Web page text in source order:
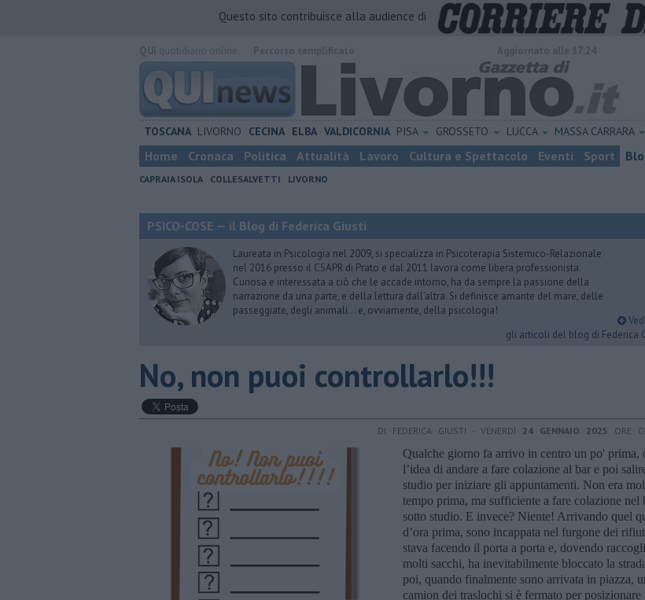
Questo sito contribuisce alla audience di
TOSCANA LIVORNO CECINA ELBA VALDICORNIA PISA GROSSETO LUCCA MASSA CARRARA
Home Cronaca Politica Attualità Lavoro Cultura e Spettacolo Eventi Sport
CAPRAIA ISOLA COLLESALVETTI LIVORNO
PSICO-COSE — il Blog di Federica Giusti
Laureata in Psicologia nel 2009, si specializza in Psicoterapia Sistemico-Relazionale
nel 2016 presso il CSAPR di Prato e dal 2011 lavora come libera professionista.
Curiosa e interessata a ciò che le accade intorno, ha da sempre la passione della
narrazione da una parte, e della lettura dall’altra. Si definisce amante del mare, delle
passeggiate, degli animali… e, ovviamente, della psicologia!
gli articoli del blog di Federica
No, non puoi controllarlo!!!
DI FEDERICA GIUSTI - VENERDÌ 24 GENNAIO 2025 ORE
Qualche giorno fa arrivo in centro un po' prima,
l’idea di andare a fare colazione al bar e poi
studio per iniziare gli appuntamenti. Non era
tempo prima, ma sufficiente a fare colazione nel
sotto studio. E invece? Niente! Arrivando quel
d’ora prima, sono incappata nel furgone dei
stava facendo il porta a porta e, dovendo
molti sacchi, ha inevitabilmente bloccato la
poi, quando finalmente sono arrivata in piazza,
camion dei traslochi si è fermato per posizionare